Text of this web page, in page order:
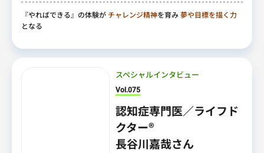
『やればできる』の体験が チャレンジ精神を育み夢や目標を描く力
となる
スペシャルインタビュー
Vol.075
認知症専門医／ライフド
クター®
長谷川嘉哉さん